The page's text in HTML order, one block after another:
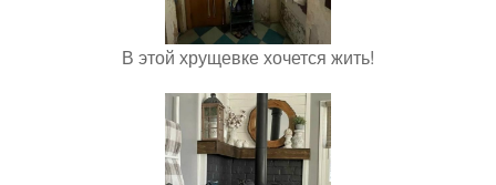
В этой хрущевке хочется жить!